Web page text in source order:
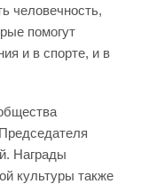
человечность,
помогут
и в спорте, и в
Награды
культуры также